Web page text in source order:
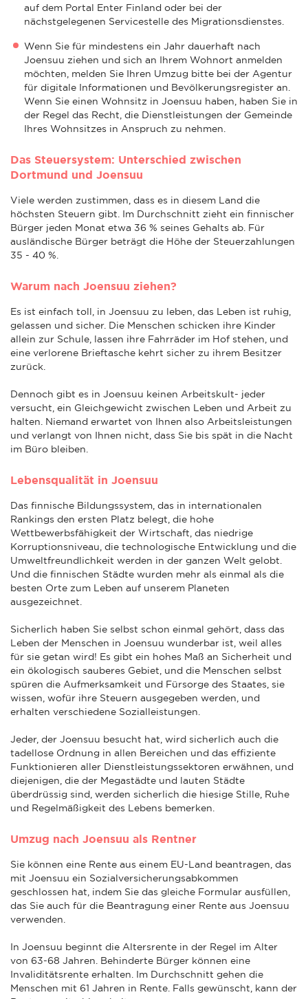
auf dem Portal Enter Finland oder bei der
nächstgelegenen Servicestelle des Migrationsdienstes.
Wenn Sie für mindestens ein Jahr dauerhaft nach
Joensuu ziehen und sich an Ihrem Wohnort anmelden
möchten, melden Sie Ihren Umzug bitte bei der Agentur
für digitale Informationen und Bevölkerungsregister an.
Wenn Sie einen Wohnsitz in Joensuu haben, haben Sie in
der Regel das Recht, die Dienstleistungen der Gemeinde
Ihres Wohnsitzes in Anspruch zu nehmen.
Das Steuersystem: Unterschied zwischen
Dortmund und Joensuu
Viele werden zustimmen, dass es in diesem Land die
höchsten Steuern gibt. Im Durchschnitt zieht ein finnischer
Bürger jeden Monat etwa 36 % seines Gehalts ab. Für
ausländische Bürger beträgt die Höhe der Steuerzahlungen
35 - 40 %.
Warum nach Joensuu ziehen?
Es ist einfach toll, in Joensuu zu leben, das Leben ist ruhig,
gelassen und sicher. Die Menschen schicken ihre Kinder
allein zur Schule, lassen ihre Fahrräder im Hof stehen, und
eine verlorene Brieftasche kehrt sicher zu ihrem Besitzer
zurück.
Dennoch gibt es in Joensuu keinen Arbeitskult- jeder
versucht, ein Gleichgewicht zwischen Leben und Arbeit zu
halten. Niemand erwartet von Ihnen also Arbeitsleistungen
und verlangt von Ihnen nicht, dass Sie bis spät in die Nacht
im Büro bleiben.
Lebensqualität in Joensuu
Das finnische Bildungssystem, das in internationalen
Rankings den ersten Platz belegt, die hohe
Wettbewerbsfähigkeit der Wirtschaft, das niedrige
Korruptionsniveau, die technologische Entwicklung und die
Umweltfreundlichkeit werden in der ganzen Welt gelobt.
Und die finnischen Städte wurden mehr als einmal als die
besten Orte zum Leben auf unserem Planeten
ausgezeichnet.
Sicherlich haben Sie selbst schon einmal gehört, dass das
Leben der Menschen in Joensuu wunderbar ist, weil alles
für sie getan wird! Es gibt ein hohes Maß an Sicherheit und
ein ökologisch sauberes Gebiet, und die Menschen selbst
spüren die Aufmerksamkeit und Fürsorge des Staates, sie
wissen, wofür ihre Steuern ausgegeben werden, und
erhalten verschiedene Sozialleistungen.
Jeder, der Joensuu besucht hat, wird sicherlich auch die
tadellose Ordnung in allen Bereichen und das effiziente
Funktionieren aller Dienstleistungssektoren erwähnen, und
diejenigen, die der Megastädte und lauten Städte
überdrüssig sind, werden sicherlich die hiesige Stille, Ruhe
und Regelmäßigkeit des Lebens bemerken.
Umzug nach Joensuu als Rentner
Sie können eine Rente aus einem EU-Land beantragen, das
mit Joensuu ein Sozialversicherungsabkommen
geschlossen hat, indem Sie das gleiche Formular ausfüllen,
das Sie auch für die Beantragung einer Rente aus Joensuu
verwenden.
In Joensuu beginnt die Altersrente in der Regel im Alter
von 63-68 Jahren. Behinderte Bürger können eine
Invaliditätsrente erhalten. Im Durchschnitt gehen die
Menschen mit 61 Jahren in Rente. Falls gewünscht, kann der